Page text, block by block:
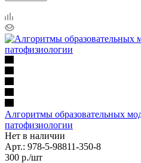
Алгоритмы образовательных
патофизиологии
Нет в наличии
Арт.: 978-5-98811-350-8
300 р./шт